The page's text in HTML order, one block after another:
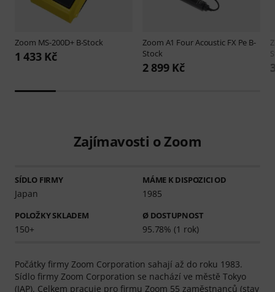
Zoom MS-200D+ B-Stock
1 433 Kč
Zoom A1 Four Acoustic FX Pe B-
Stock
2 899 Kč
Zajímavosti o Zoom
SÍDLO FIRMY
Japan
MÁME K DISPOZICI OD
1985
POLOŽKY SKLADEM
150+
Ø DOSTUPNOST
95.78% (1 rok)
Počátky firmy Zoom Corporation sahají až do roku 1983.
Sídlo firmy Zoom Corporation se nachází ve městě Tokyo
(JAP). Celkem pracuje pro firmu Zoom 55 zaměstnanců (stav